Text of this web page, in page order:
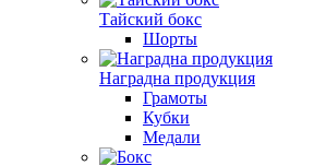
Тайский бокс
Шорты
Наградна продукция
Грамоты
Кубки
Медали